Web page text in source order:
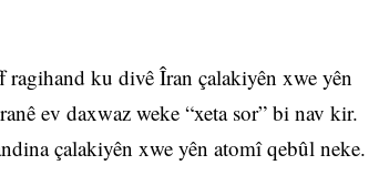
ragihand ku divê Îran çalakiyên xwe yên
ev daxwaz weke “xeta sor” bi nav kir.
çalakiyên xwe yên atomî qebûl neke.